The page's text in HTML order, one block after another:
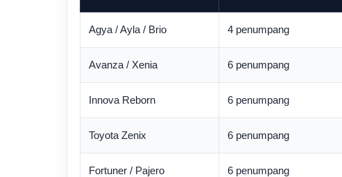
Agya / Ayla / Brio 4 penumpang
Avanza / Xenia 6 penumpang
Innova Reborn 6 penumpang
Toyota Zenix 6 penumpang
Fortuner / Pajero 6 penumpang